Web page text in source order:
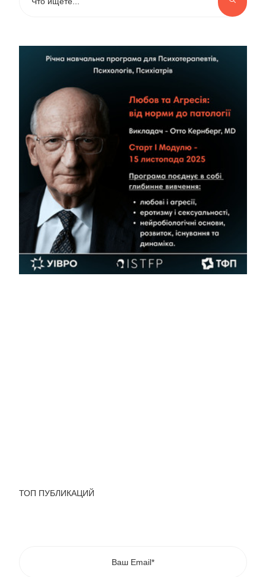
ТОП ПУБЛИКАЦИЙ